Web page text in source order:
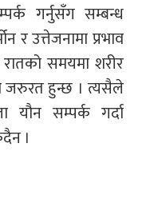
गर्नुसँग सम्बन्ध
र उत्तेजनामा प्रभाव
समयमा शरीर
जरुरत हुन्छ । त्यसैले
यौन सम्पर्क गर्दा
।